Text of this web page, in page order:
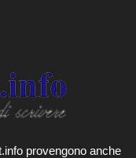
provengono anche